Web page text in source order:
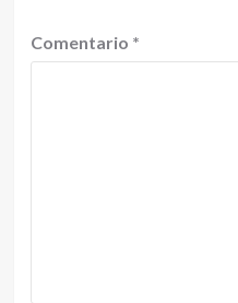
Comentario *